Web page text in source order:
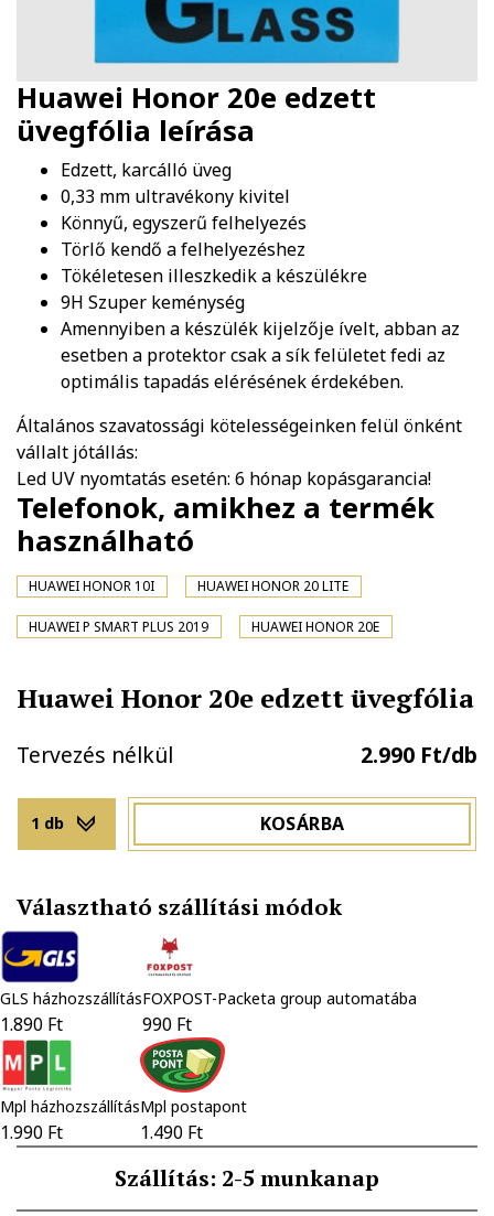
Huawei Honor 20e edzett
üvegfólia leírása
Edzett, karcálló üveg
0,33 mm ultravékony kivitel
Könnyű, egyszerű felhelyezés
Törlő kendő a felhelyezéshez
Tökéletesen illeszkedik a készülékre
9H Szuper keménység
Amennyiben a készülék kijelzője ívelt, abban az
esetben a protektor csak a sík felületet fedi az
optimális tapadás elérésének érdekében.
Általános szavatossági kötelességeinken felül önként
vállalt jótállás:
Led UV nyomtatás esetén: 6 hónap kopásgarancia!
Telefonok, amikhez a termék
használható
HUAWEI HONOR 10I HUAWEI HONOR 20 LITE
HUAWEI P SMART PLUS 2019 HUAWEI HONOR 20E
Huawei Honor 20e edzett üvegfólia
Tervezés nélkül 2.990 Ft/db
1 db KOSÁRBA
Választható szállítási módok
GLS házhozszállítás
1.890 Ft
FOXPOST-Packeta group automatába
990 Ft
Mpl házhozszállítás
1.990 Ft
Mpl postapont
1.490 Ft
Szállítás: 2-5 munkanap